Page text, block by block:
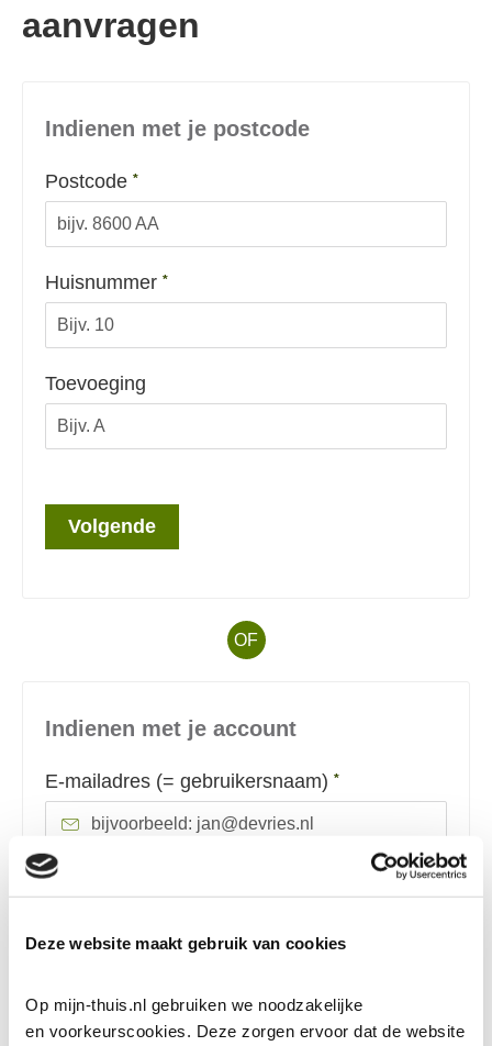
Deze website maakt gebruik van cookies
Op mijn-thuis.nl gebruiken we noodzakelijke
en voorkeurscookies. Deze zorgen ervoor dat de website
aanvragen
Indienen met je postcode
Postcode *
Huisnummer *
Toevoeging
Volgende
OF
Indienen met je account
E-mailadres (= gebruikersnaam) *
Wachtwoord
Inloggen